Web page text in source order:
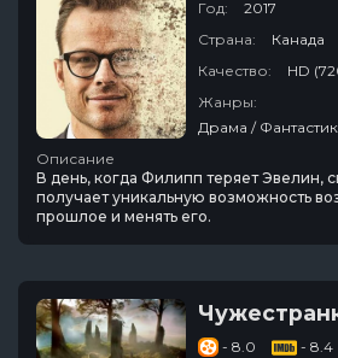
Год:
2017
Страна:
Канада
Качество:
HD
Жанры:
Драма /
Описание
В день, когда Филипп теряет Эвелин,
получает уникальную возможность
прошлое и менять его.
- 8.0
- 8.4